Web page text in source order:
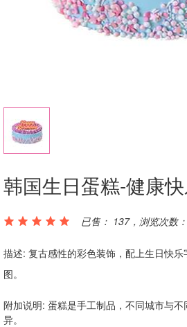
韩国生日蛋糕-健康
已售： 137，浏览次数
描述: 复古感性的彩色装饰，配上生日快
图。
附加说明: 蛋糕是手工制品，不同城市与
异。